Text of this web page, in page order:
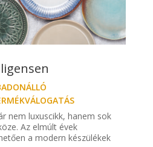
nem luxuscikk, hanem sok
Az elmúlt évek
a modern készülékek